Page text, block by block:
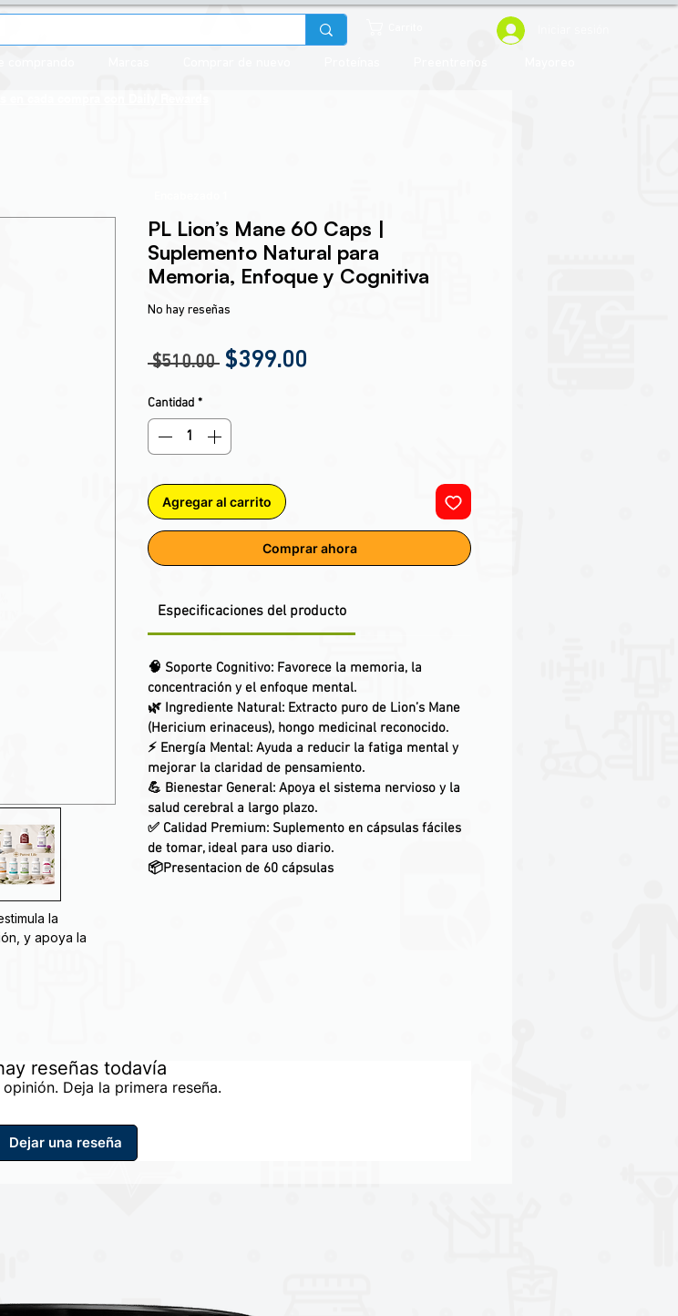
la
y apoya la
PL Lion’s Mane 60 Caps |
Suplemento Natural para
Memoria, Enfoque y Cognitiva
No hay reseñas
$510.00 Precio
$399.00
Cantidad *
Agregar al carrito
Comprar ahora
Especificaciones del producto
🧠 Soporte Cognitivo: Favorece la memoria, la
concentración y el enfoque mental.
🌿 Ingrediente Natural: Extracto puro de Lion’s Mane
(Hericium erinaceus), hongo medicinal reconocido.
⚡ Energía Mental: Ayuda a reducir la fatiga mental y
mejorar la claridad de pensamiento.
💪 Bienestar General: Apoya el sistema nervioso y la
salud cerebral a largo plazo.
✅ Calidad Premium: Suplemento en cápsulas fáciles
de tomar, ideal para uso diario.
📦Presentacion de 60 cápsulas
reseñas todavía
Deja la primera reseña.
Dejar una reseña